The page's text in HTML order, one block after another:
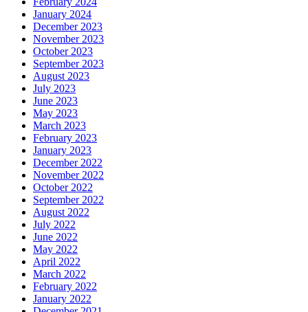
January 2024
December 2023
November 2023
October 2023
September 2023
August 2023
July 2023
June 2023
May 2023
March 2023
February 2023
January 2023
December 2022
November 2022
October 2022
September 2022
August 2022
July 2022
June 2022
May 2022
April 2022
March 2022
February 2022
January 2022